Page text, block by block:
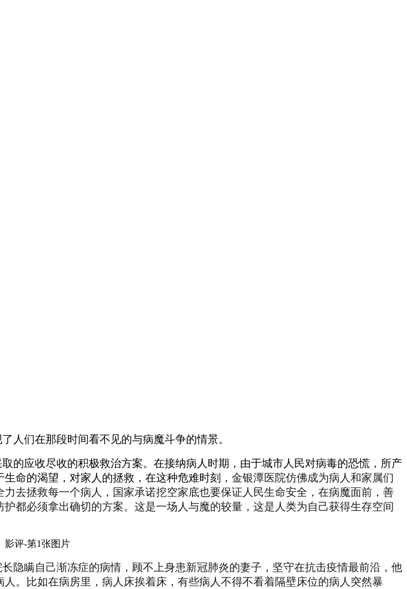
人们在那段时间看不见的与病魔斗争的情景。
取的应收尽收的积极救治方案。在接纳病人时期，由于城市人民对病毒的恐慌，所产
命的渴望，对家人的拯救，在这种危难时刻， 金银潭医院仿佛成为病人和家属们
去拯救每一个病人，国家承诺挖空家底也要保证人民生命安全，在病魔面前，善
都必须拿出确切的方案。这是一场人与魔的较量，这是人类为自己获得生存空间
隐瞒自己渐冻症的病情，顾不上身患新冠肺炎的妻子，坚守在抗击疫情最前沿，他
。比如在病房里，病人床挨着床，有些病人不得不看着隔壁床位的病人突然暴